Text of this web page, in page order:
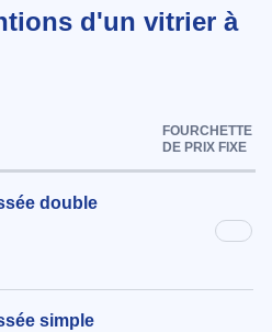
d'un vitrier à
FOURCHETTE
DE PRIX FIXE
double
simple